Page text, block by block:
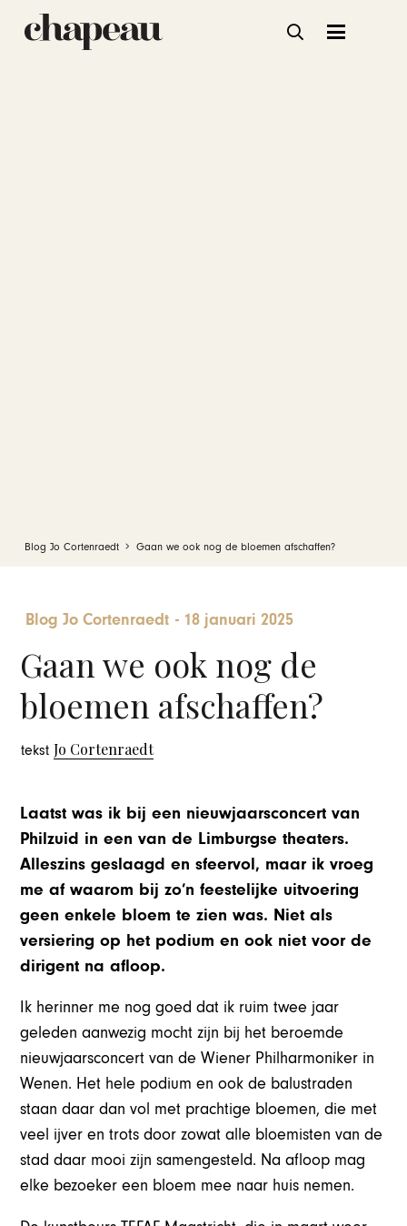
Blog Jo Cortenraedt Gaan we ook nog de bloemen afschaffen?
Blog Jo Cortenraedt - 18 januari 2025
Gaan we ook nog de
bloemen afschaffen?
tekstJo Cortenraedt
Laatst was ik bij een nieuwjaarsconcert van
Philzuid in een van de Limburgse theaters.
Alleszins geslaagd en sfeervol, maar ik vroeg
me af waarom bij zo’n feestelijke uitvoering
geen enkele bloem te zien was. Niet als
versiering op het podium en ook niet voor de
dirigent na afloop.
Ik herinner me nog goed dat ik ruim twee jaar
geleden aanwezig mocht zijn bij het beroemde
nieuwjaarsconcert van de Wiener Philharmoniker in
Wenen. Het hele podium en ook de balustraden
staan daar dan vol met prachtige bloemen, die met
veel ijver en trots door zowat alle bloemisten van de
stad daar mooi zijn samengesteld. Na afloop mag
elke bezoeker een bloem mee naar huis nemen.